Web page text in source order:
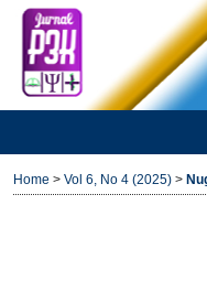
Home > Vol 6, No 4 (2025) >